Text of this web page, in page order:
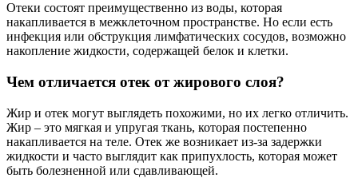
Отеки состоят преимущественно из воды, которая
накапливается в межклеточном пространстве. Но если есть
инфекция или обструкция лимфатических сосудов, возможно
накопление жидкости, содержащей белок и клетки.
Чем отличается отек от жирового слоя?
Жир и отек могут выглядеть похожими, но их легко отличить.
Жир – это мягкая и упругая ткань, которая постепенно
накапливается на теле. Отек же возникает из-за задержки
жидкости и часто выглядит как припухлость, которая может
быть болезненной или сдавливающей.